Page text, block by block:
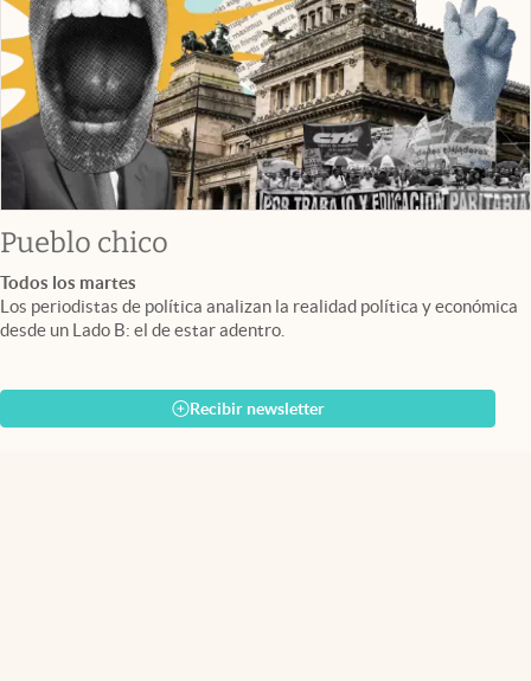
Pueblo chico
Todos los martes
Los periodistas de política analizan la realidad política y económica
desde un Lado B: el de estar adentro.
Recibir newsletter